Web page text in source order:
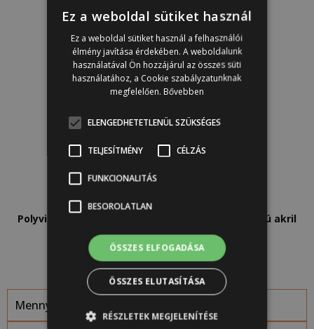
Pointe Silk Satin Paint Annie Sloan
Polyvine Dekorációs kültéri és beltéri vizes bázisú akril
bútorlakk
Mennyi festékre volt szükség?
Ez a weboldal sütiket használ
Ez a weboldal sütiket használ a felhasználói
élmény javítása érdekében. A weboldalunk
használatával Ön hozzájárul az összes süti
használatához, a Cookie szabályzatunknak
megfelelően. Bővebben
ELENGEDHETETLENÜL SZÜKSÉGES
TELJESÍTMÉNY CÉLZÁS
FUNKCIONALITÁS
BESOROLATLAN
ÖSSZES ELFOGADÁSA
ÖSSZES ELUTASÍTÁSA
RÉSZLETEK MEGJELENÍTÉSE